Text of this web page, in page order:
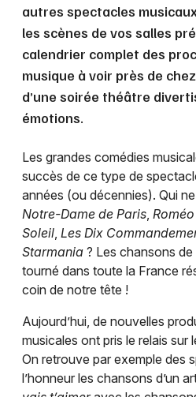
autres spectacles
les scènes de vos salles
calendrier complet des
musique à voir près de
d’une soirée théâtre
émotions.
Les grandes comédies
succès de ce type de
années (ou décennies). Qui
Notre-Dame de Paris,
Soleil, Les Dix
Starmania ? Les chansons
tourné dans toute la France
coin de notre tête !
Aujourd’hui, de nouvelles
musicales ont pris le relais sur
On retrouve par exemple des
l’honneur les chansons d’un